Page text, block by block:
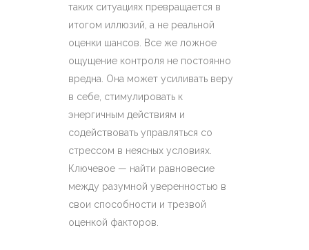
таких ситуациях превращается в
итогом иллюзий, а не реальной
оценки шансов. Все же ложное
ощущение контроля не постоянно
вредна. Она может усиливать веру
в себе, стимулировать к
энергичным действиям и
содействовать управляться со
стрессом в неясных условиях.
Ключевое — найти равновесие
между разумной уверенностью в
свои способности и трезвой
оценкой факторов.